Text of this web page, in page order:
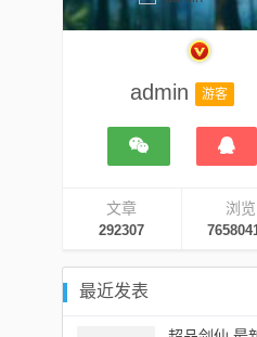
admin 游客
文章
292307
浏览
最近发表